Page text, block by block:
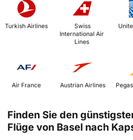
Turkish Airlines
International Air
Lines
Air France Austrian Airlines
Finden Sie den
Flüge von Basel nach